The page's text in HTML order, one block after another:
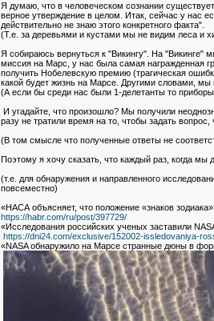
Я думаю, что в человеческом сознании
верное утверждение в целом. Итак, сейчас у нас
действительно не знаю этого конкретного факта".
(Т.е. за деревьями и кустами мы не видим леса и
Я собираюсь вернуться к "Викингу". На "Викинге"
миссия на Марс, у нас была самая награжденная
получить Нобелевскую премию (трагическая
какой будет жизнь на Марсе. Другими словами,
(А если бы среди нас были 1-делетанты то
И угадайте, что произошло? Мы получили
разу не тратили время на то, чтобы задать
(В том смысле что полученные ответы не
Поэтому я хочу сказать, что каждый раз, когда
(т.е. для обнаружения и направленного
повсеместно)
«НАСА объясняет, что положение «знаков
https://habr.com/ru/post/397729/
«Исследования российских ученых заставили
https://dni24.com/exclusive/152002-issledovaniya-
«NASA обнаружило на Марсе странные дюны в